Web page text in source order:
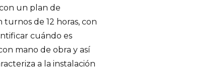
un plan de
de 12 horas, con
cuándo es
mano de obra y así
a la instalación